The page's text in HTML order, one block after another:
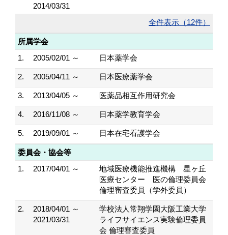
2014/03/31
全件表示（12件）
所属学会
1.
2005/02/01 ～ 日本薬学会
2. 2005/04/11 ～ 日本医療薬学会
3. 2013/04/05 ～ 医薬品相互作用研究会
4. 2016/11/08 ～ 日本薬学教育学会
5. 2019/09/01 ～ 日本在宅看護学会
委員会・協会等
1.
2017/04/01 ～
地域医療機能推進機構 星ヶ丘
医療センター 医の倫理委員会
倫理審査委員（学外委員）
2.
2018/04/01 ～
2021/03/31
学校法人常翔学園大阪工業大学
ライフサイエンス実験倫理委員
会 倫理審査委員